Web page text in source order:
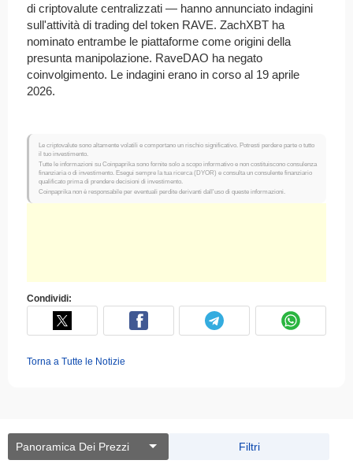
di criptovalute centralizzati — hanno annunciato indagini
sull'attività di trading del token RAVE. ZachXBT ha
nominato entrambe le piattaforme come origini della
presunta manipolazione. RaveDAO ha negato
coinvolgimento. Le indagini erano in corso al 19 aprile
2026.
Le criptovalute sono altamente volatili e comportano un rischio significativo. Potresti perdere parte o tutto
il tuo investimento.
Tutte le informazioni su Coinpaprika sono fornite solo a scopo informativo e non costituiscono consulenza
finanziaria o di investimento. Esegui sempre la tua ricerca (DYOR) e consulta un consulente finanziario
qualificato prima di prendere decisioni di investimento.
Coinpaprika non è responsabile per eventuali perdite derivanti dall'uso di queste informazioni.
Condividi:
Torna a Tutte le Notizie
Panoramica Dei Prezzi Filtri